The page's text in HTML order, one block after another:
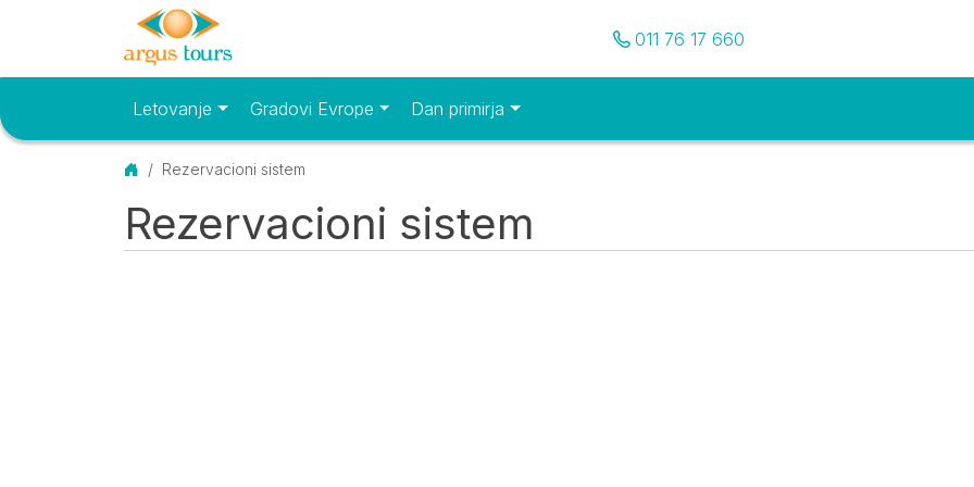
Pozovite nas
011 76 17 660
Osnovni meniLetovanje Gradovi Evrope Dan primirja
Početna
Rezervacioni sistem
Rezervacioni sistem